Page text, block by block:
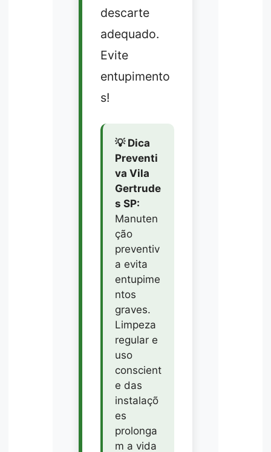
descarte
adequado.
Evite
entupimento
s!
💡 Dica
Preventi
va Vila
Gertrude
s SP:
Manuten
ção
preventiv
a evita
entupime
ntos
graves.
Limpeza
regular e
uso
conscient
e das
instalaçõ
es
prolonga
m a vida